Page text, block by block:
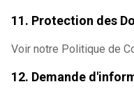
11. Protection des
Voir notre Politique de
12. Demande